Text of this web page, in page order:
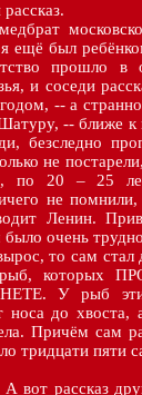
московской
ещё был
прошло в
и соседи
годом, -- а
-- ближе
безследно
не
по 20 – 25
не
Ленин.
очень
то сам стал
рыб,
У рыб этих
носа до хвоста,
Причём сам
тридцати пяти
другого